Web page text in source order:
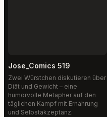
Jose_Comics 519
Zwei Würstchen diskutieren über
Diät und Gewicht – eine
humorvolle Metapher auf den
täglichen Kampf mit Ernährung
und Selbstakzeptanz.